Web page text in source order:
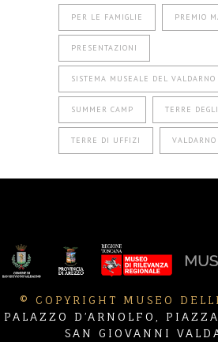
PER LE FAMIGLIE PREMIO
PRESENTAZIONI
SISTEMA MUSEALE DEL VALDARNO
SUMMER CAMP TERRE
TERRE DI UFFIZI VALDARNO
© COPYRIGHT MUSEO
PALAZZO D’ARNOLFO,
SAN GIOVANNI